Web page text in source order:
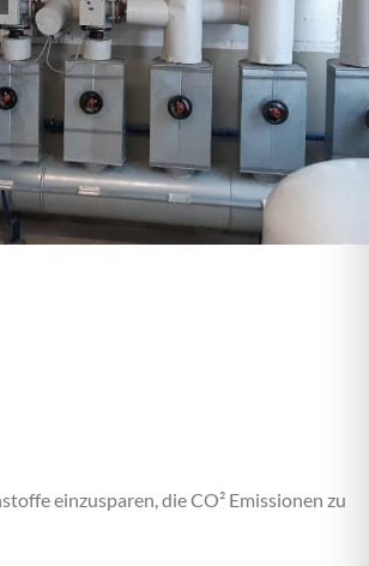
einzusparen, die CO² Emissionen zu